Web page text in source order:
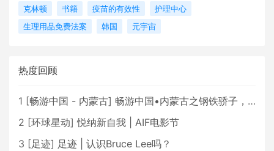
克林顿
书籍 疫苗的有效性
护理中心
生理用品免费法案
韩国 元宇宙
热度回顾
1 [畅游中国 - 内蒙古] 畅游中国•内蒙古之钢铁骄子，魅力包头
2 [环球星动] 悦纳新自我 | AIF电影节
3 [足迹] 足迹 | 认识Bruce Lee吗？